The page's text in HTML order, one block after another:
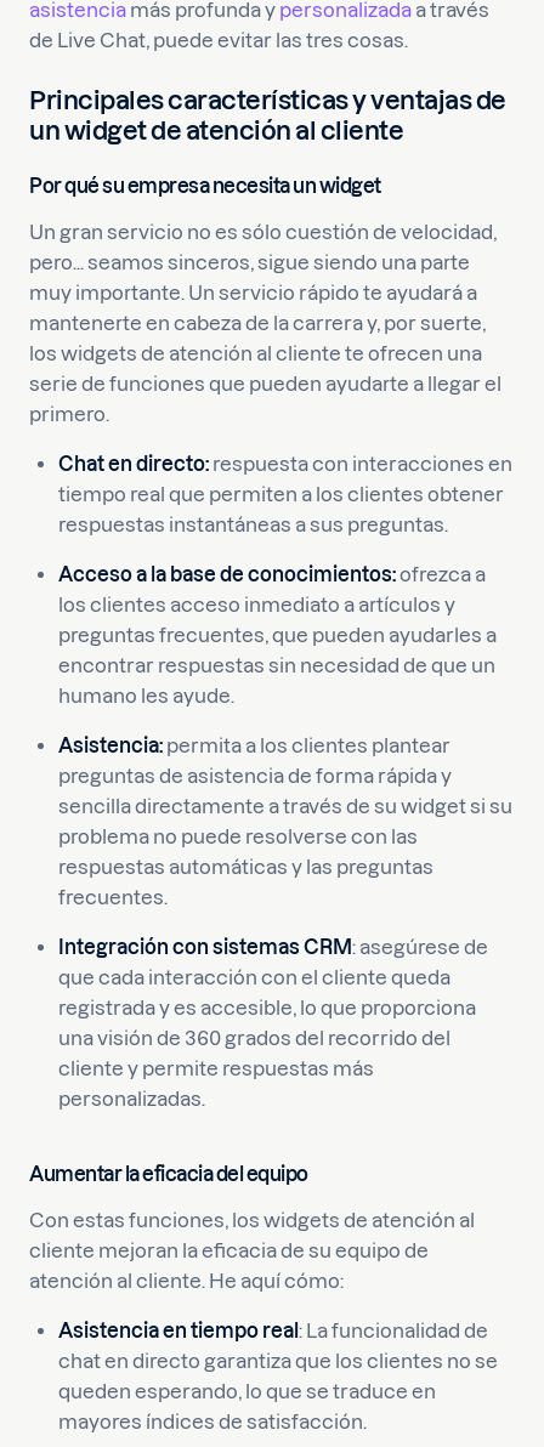
asistencia más profunda y personalizadaa través
de Live Chat, puede evitar las tres cosas.
Principales características y ventajas de
un widget de atención al cliente
Por qué su empresa necesita un widget
Un gran servicio no es sólo cuestión de velocidad,
pero... seamos sinceros, sigue siendo una parte
muy importante. Un servicio rápido te ayudará a
mantenerte en cabeza de la carrera y, por suerte,
los widgets de atención al cliente te ofrecen una
serie de funciones que pueden ayudarte a llegar el
primero.
Chat en directo: respuesta con interacciones en
tiempo real que permiten a los clientes obtener
respuestas instantáneas a sus preguntas.
Acceso a la base de conocimientos:ofrezca a
los clientes acceso inmediato a artículos y
preguntas frecuentes, que pueden ayudarles a
encontrar respuestas sin necesidad de que un
humano les ayude.
Asistencia: permita a los clientes plantear
preguntas de asistencia de forma rápida y
sencilla directamente a través de su widget si su
problema no puede resolverse con las
respuestas automáticas y las preguntas
frecuentes.
Integración con sistemas CRM: asegúrese de
que cada interacción con el cliente queda
registrada y es accesible, lo que proporciona
una visión de 360 grados del recorrido del
cliente y permite respuestas más
personalizadas.
Aumentar la eficacia del equipo
Con estas funciones, los widgets de atención al
cliente mejoran la eficacia de su equipo de
atención al cliente. He aquí cómo:
Asistencia en tiempo real : La funcionalidad de
chat en directo garantiza que los clientes no se
queden esperando, lo que se traduce en
mayores índices de satisfacción.